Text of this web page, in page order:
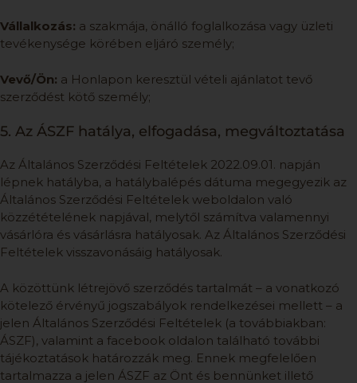
Vállalkozás: a szakmája, önálló foglalkozása vagy üzleti
tevékenysége körében eljáró személy;
Vevő/Ön: a Honlapon keresztül vételi ajánlatot tevő
szerződést kötő személy;
5. Az ÁSZF hatálya, elfogadása, megváltoztatása
Az Általános Szerződési Feltételek 2022.09.01. napján
lépnek hatályba, a hatálybalépés dátuma megegyezik az
Általános Szerződési Feltételek weboldalon való
közzétételének napjával, melytől számítva valamennyi
vásárlóra és vásárlásra hatályosak. Az Általános Szerződési
Feltételek visszavonásáig hatályosak.
A közöttünk létrejövő szerződés tartalmát – a vonatkozó
kötelező érvényű jogszabályok rendelkezései mellett – a
jelen Általános Szerződési Feltételek (a továbbiakban:
ÁSZF), valamint a facebook oldalon található további
tájékoztatások határozzák meg. Ennek megfelelően
tartalmazza a jelen ÁSZF az Önt és bennünket illető